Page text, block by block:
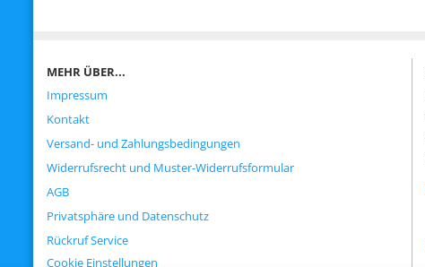
MEHR ÜBER...
Impressum
Kontakt
Versand- und Zahlungsbedingungen
Widerrufsrecht und Muster-Widerrufsformular
AGB
Privatsphäre und Datenschutz
Rückruf Service
Cookie Einstellungen